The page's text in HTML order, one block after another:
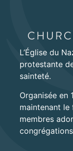
L’Église du
protestante
sainteté.
Organisée en
maintenant le
membres